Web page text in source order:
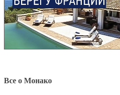
Все о Монако